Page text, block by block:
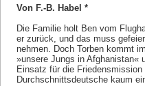
Von F.-B. Habel *
Die Familie holt Ben vom
er zurück, und das muss
nehmen. Doch Torben kommt
»unsere Jungs in Afghanistan«
Einsatz für die
Durchschnittsdeutsche kaum